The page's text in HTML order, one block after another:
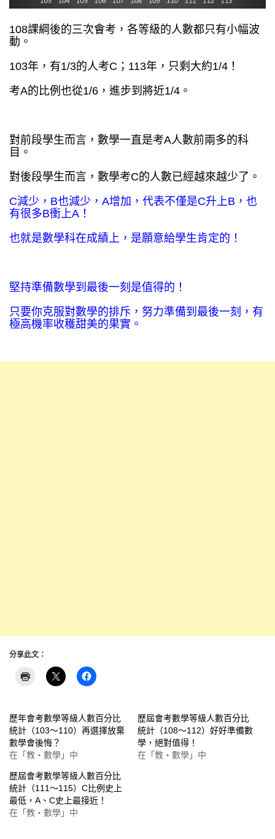
108課綱後的三次會考，各等級的人數都只有小幅波
動。
103年，有1/3的人考C；113年，只剩大約1/4！
考A的比例也從1/6，進步到將近1/4。
對前段學生而言，數學一直是考A人數前兩多的科
目。
對後段學生而言，數學考C的人數已經越來越少了。
C減少，B也減少，A增加，代表不僅是C升上B，也
有很多B衝上A！
也就是數學科在成績上，是願意給學生肯定的！
堅持準備數學到最後一刻是值得的！
只要你克服對數學的排斥，努力準備到最後一刻，有
極高機率收穫甜美的果實。
分享此文：
歷年會考數學等級人數百分比
統計（103～110）再選擇放棄
數學會後悔？
在「教‧數學」中
歷屆會考數學等級人數百分比
統計（108～112）好好準備數
學，絕對值得！
在「教‧數學」中
歷屆會考數學等級人數百分比
統計（111～115）C比例史上
最低，A、C史上最接近！
在「教‧數學」中